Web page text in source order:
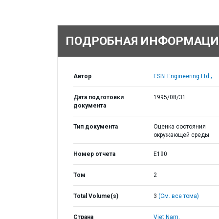
ПОДРОБНАЯ
Автор ESBI Engineering Ltd.;
Дата подготовки
документа
1995/08/31
Тип документа
Оценка состояния
окружающей среды
Номер отчета E190
Том 2
Total Volume(s) 3 (См. все тома)
Страна Viet Nam,